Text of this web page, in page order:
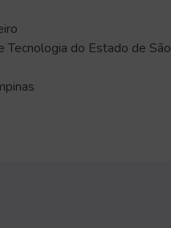
Tecnologia do Estado de São